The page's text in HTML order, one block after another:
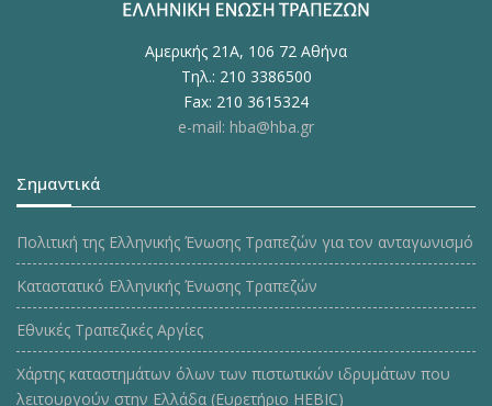
Αμερικής 21Α, 106 72 Αθήνα
Τηλ.: 210 3386500
Fax: 210 3615324
e-mail: hba@hba.gr
Σημαντικά
Πολιτική της Ελληνικής Ένωσης Τραπεζών για τον ανταγωνισμό
Καταστατικό Ελληνικής Ένωσης Τραπεζών
Εθνικές Τραπεζικές Αργίες
Χάρτης καταστημάτων όλων των πιστωτικών ιδρυμάτων που
λειτουργούν στην Ελλάδα (Ευρετήριο HEBIC)